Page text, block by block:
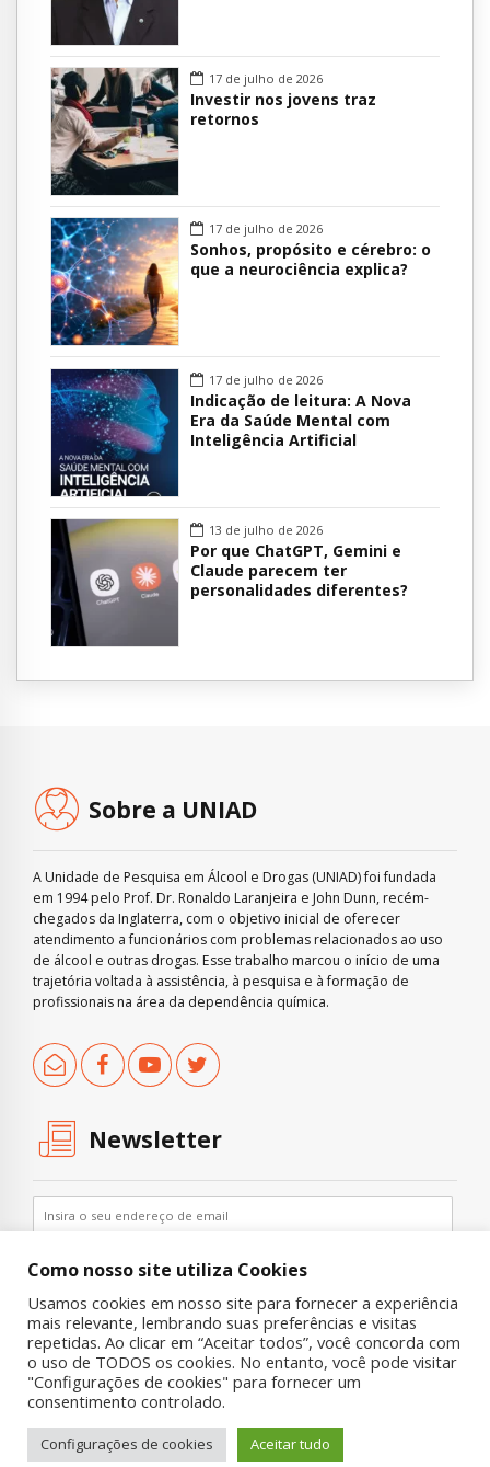
17 de julho de 2026
Investir nos jovens traz
retornos
17 de julho de 2026
Sonhos, propósito e cérebro: o
que a neurociência explica?
17 de julho de 2026
Indicação de leitura: A Nova
Era da Saúde Mental com
Inteligência Artificial
13 de julho de 2026
Por que ChatGPT, Gemini e
Claude parecem ter
personalidades diferentes?
Sobre a UNIAD
A Unidade de Pesquisa em Álcool e Drogas (UNIAD) foi fundada
em 1994 pelo Prof. Dr. Ronaldo Laranjeira e John Dunn, recém-
chegados da Inglaterra, com o objetivo inicial de oferecer
atendimento a funcionários com problemas relacionados ao uso
de álcool e outras drogas. Esse trabalho marcou o início de uma
trajetória voltada à assistência, à pesquisa e à formação de
profissionais na área da dependência química.
Newsletter
Copyright © 2019 UNIAD – Unidade de Pesquisa em Álcool e Drogas
Contato
Como nosso site utiliza Cookies
Usamos cookies em nosso site para fornecer a experiência
mais relevante, lembrando suas preferências e visitas
repetidas. Ao clicar em “Aceitar todos”, você concorda com
o uso de TODOS os cookies. No entanto, você pode visitar
"Configurações de cookies" para fornecer um
consentimento controlado.
Configurações de cookies Aceitar tudo